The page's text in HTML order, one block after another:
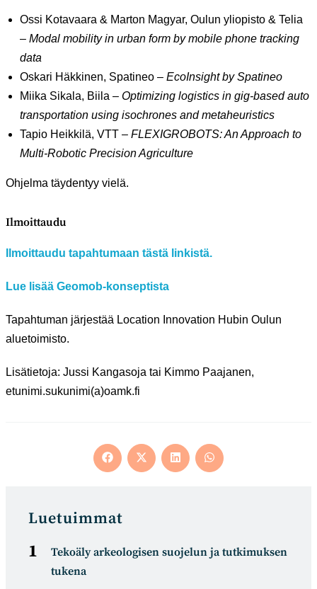
Ossi Kotavaara & Marton Magyar, Oulun yliopisto & Telia
– Modal mobility in urban form by mobile phone tracking
data
Oskari Häkkinen, Spatineo – EcoInsight by Spatineo
Miika Sikala, Biila – Optimizing logistics in gig-based auto
transportation using isochrones and metaheuristics
Tapio Heikkilä, VTT – FLEXIGROBOTS: An Approach to
Multi-Robotic Precision Agriculture
Ohjelma täydentyy vielä.
Ilmoittaudu
Ilmoittaudu tapahtumaan tästä linkistä.
Lue lisää Geomob-konseptista
Tapahtuman järjestää Location Innovation Hubin Oulun
aluetoimisto.
Lisätietoja: Jussi Kangasoja tai Kimmo Paajanen,
etunimi.sukunimi(a)oamk.fi
Opens
in
Opens
in
Opens
in
Opens
in
Luetuimmat
Tekoäly arkeologisen suojelun ja tutkimuksen
tukena